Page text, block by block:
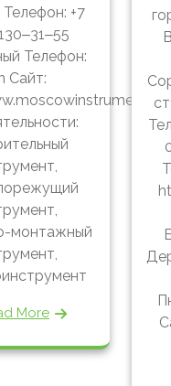
Телефон: +7
Телефон:
Сайт:
монтажный
More